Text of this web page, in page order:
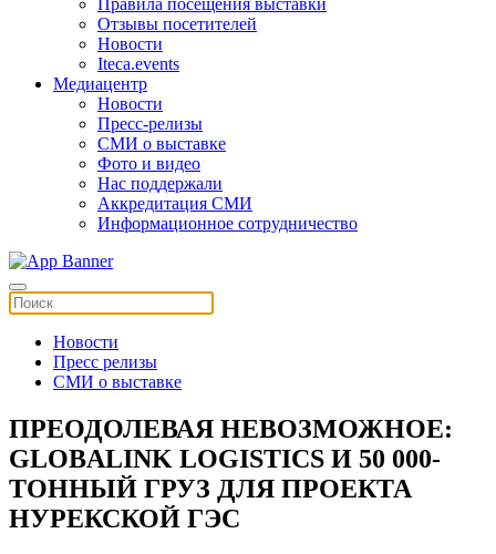
Правила посещения выставки
Отзывы посетителей
Новости
Iteca.events
Медиацентр
Новости
Пресс-релизы
СМИ о выставке
Фото и видео
Нас поддержали
Аккредитация СМИ
Информационное сотрудничество
Новости
Пресс релизы
СМИ о выставке
ПРЕОДОЛЕВАЯ НЕВОЗМОЖНОЕ:
GLOBALINK LOGISTICS И 50 000-
ТОННЫЙ ГРУЗ ДЛЯ ПРОЕКТА
НУРЕКСКОЙ ГЭС